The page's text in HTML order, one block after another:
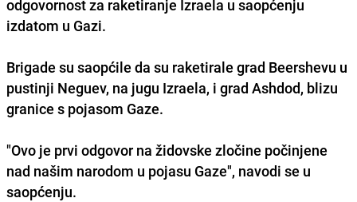
odgovornost za raketiranje Izraela u saopćenju
izdatom u Gazi.
Brigade su saopćile da su raketirale grad Beershevu u
pustinji Neguev, na jugu Izraela, i grad Ashdod, blizu
granice s pojasom Gaze.
"Ovo je prvi odgovor na židovske zločine počinjene
nad našim narodom u pojasu Gaze", navodi se u
saopćenju.